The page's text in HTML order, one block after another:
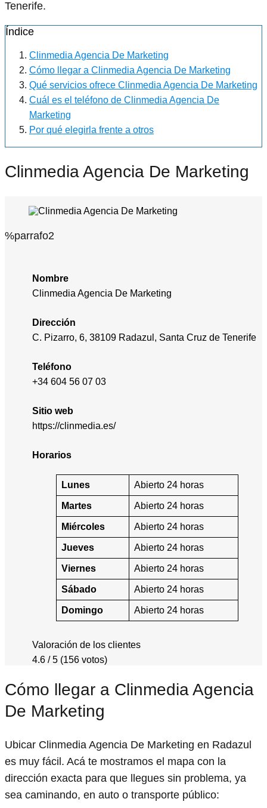
Tenerife.
Índice
Clinmedia Agencia De Marketing
Cómo llegar a Clinmedia Agencia De Marketing
Qué servicios ofrece Clinmedia Agencia De Marketing
Cuál es el teléfono de Clinmedia Agencia De
Marketing
Por qué elegirla frente a otros
Clinmedia Agencia De Marketing
%parrafo2
Nombre
Clinmedia Agencia De Marketing
Dirección
C. Pizarro, 6, 38109 Radazul, Santa Cruz de Tenerife
Teléfono
+34 604 56 07 03
Sitio web
https://clinmedia.es/
Horarios
Lunes Abierto 24 horas
Martes Abierto 24 horas
Miércoles Abierto 24 horas
Jueves Abierto 24 horas
Viernes Abierto 24 horas
Sábado Abierto 24 horas
Domingo Abierto 24 horas
Valoración de los clientes
4.6 / 5 (156 votos)
Cómo llegar a Clinmedia Agencia
De Marketing
Ubicar Clinmedia Agencia De Marketing en Radazul
es muy fácil. Acá te mostramos el mapa con la
dirección exacta para que llegues sin problema, ya
sea caminando, en auto o transporte público: